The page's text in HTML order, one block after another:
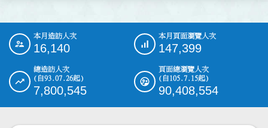
::: 本月造訪人次
16,140
本月頁面瀏覽人次
147,399
總造訪人次
(自93.07.26起)
7,800,545
頁面總瀏覽人次
(自105.7.15起)
90,408,554